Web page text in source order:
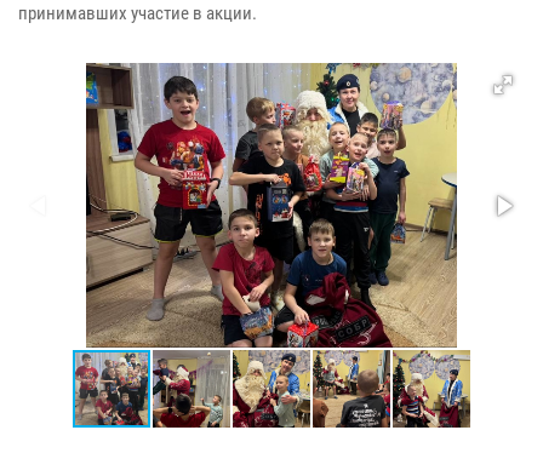
принимавших участие в акции.